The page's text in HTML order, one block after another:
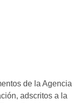
de la Agencia
adscritos a la